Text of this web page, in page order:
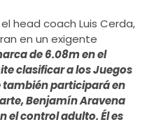
head coach Luis Cerda,
en un exigente
de 6.08m en el
clasificar a los Juegos
también participará en
Benjamín Aravena
el control adulto. Él es